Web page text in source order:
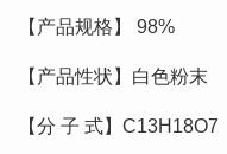
【产品规格】 98%
【产品性状】白色粉末
【分 子 式】C13H18O7